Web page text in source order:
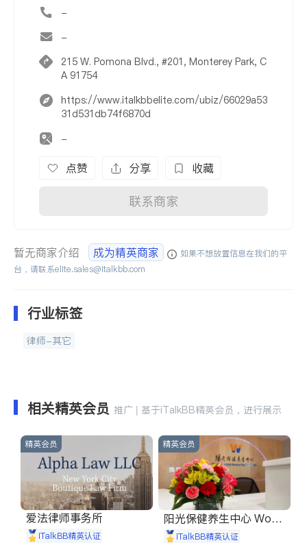
-
-
215 W. Pomona Blvd., #201, Monterey Park, C
A 91754
https://www.italkbbelite.com/ubiz/66029a53
31d531db74f6870d
-
点赞 分享 收藏
联系商家
暂无商家介绍 成为精英商家
如果不想放置信息在我们的平
台，请联系elite.sales@italkbb.com
行业标签
律师-其它
相关精英会员 推广 | 基于iTalkBB精英会员，进行展示
精英会员
爱法律师事务所
iTalkBB精英认证
精英会员
阳光保健养生中心 World
shine
iTalkBB精英认证